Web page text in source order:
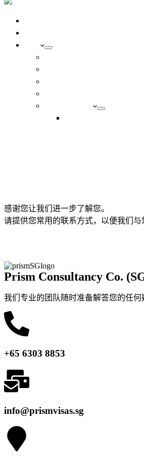
感谢您让我们进一步了解您。
请提供您常用的联系方式，以便我们与
Prism Consultancy Co.
我们专业的团队随时准备解答您的任
+65 6303 8853
info@prismvisas.sg